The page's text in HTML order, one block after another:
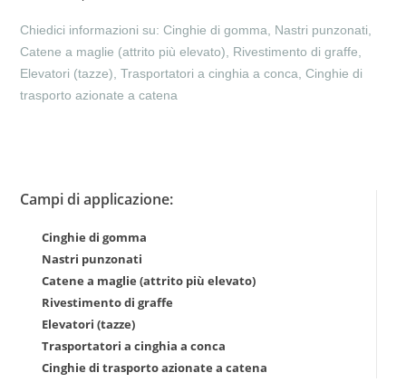
Chiedici informazioni su: Cinghie di gomma, Nastri punzonati,
Catene a maglie (attrito più elevato), Rivestimento di graffe,
Elevatori (tazze), Trasportatori a cinghia a conca, Cinghie di
trasporto azionate a catena
Campi di applicazione:
Cinghie di gomma
Nastri punzonati
Catene a maglie (attrito più elevato)
Rivestimento di graffe
Elevatori (tazze)
Trasportatori a cinghia a conca
Cinghie di trasporto azionate a catena